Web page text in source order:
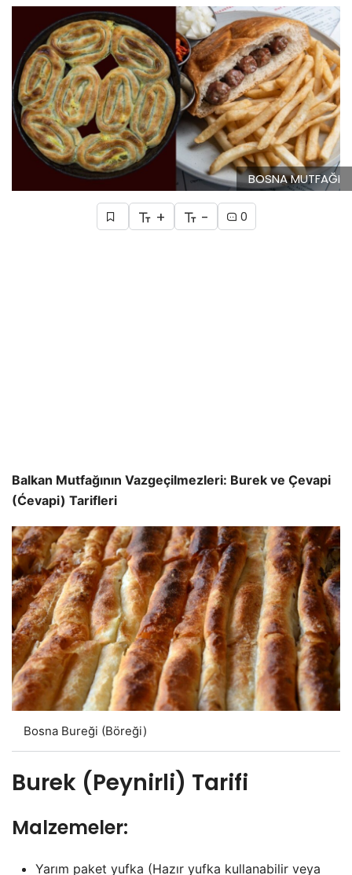
BOSNA MUTFAĞI
+ - 0
Balkan Mutfağının Vazgeçilmezleri: Burek ve Çevapi
(Ćevapi) Tarifleri
Bosna Bureği (Böreği)
Burek (Peynirli) Tarifi
Malzemeler:
Yarım paket yufka (Hazır yufka kullanabilir veya